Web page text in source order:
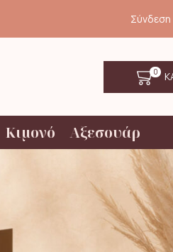
Σύνδεση
0
Κιμονό Αξεσουάρ